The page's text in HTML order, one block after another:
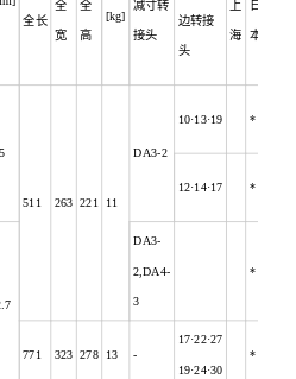
[kg]
全长
全
宽
全
高
减寸转
接头
边转接
头
上
海
日
本
511 263 221 11
DA3-2
10·13·19 *
12·14·17 *
DA3-
2,DA4-
3
*
771 323 278 13 -
17·22·27
19·24·30
*